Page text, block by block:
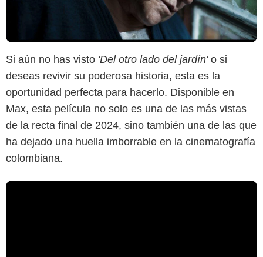
Si aún no has visto 'Del otro lado del jardín' o si
deseas revivir su poderosa historia, esta es la
oportunidad perfecta para hacerlo. Disponible en
Max, esta película no solo es una de las más vistas
de la recta final de 2024, sino también una de las que
ha dejado una huella imborrable en la cinematografía
colombiana.